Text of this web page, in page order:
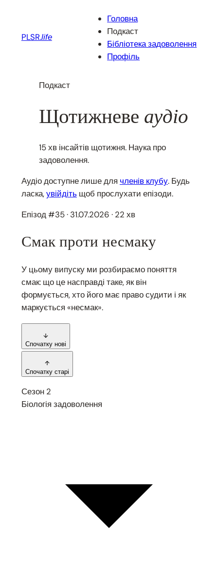
вмістуPLSR.life
Головна
Подкаст
Бібліотека задоволення
Профіль
Подкаст
Щотижневе аудіо
15 хв інсайтів щотижня. Наука про
задоволення.
Аудіо доступне лише для членів клубу. Будь
ласка,увійдітьщоб прослухати епізоди.
Епізод #35 · 31.07.2026 · 22 хв
Смак проти несмаку
У цьому випуску ми розбираємо поняття
смак: що це насправді таке, як він
формується, хто його має право судити і як
маркується «несмак».
Спочатку нові
Спочатку старі
Сезон 2
Біологія задоволення